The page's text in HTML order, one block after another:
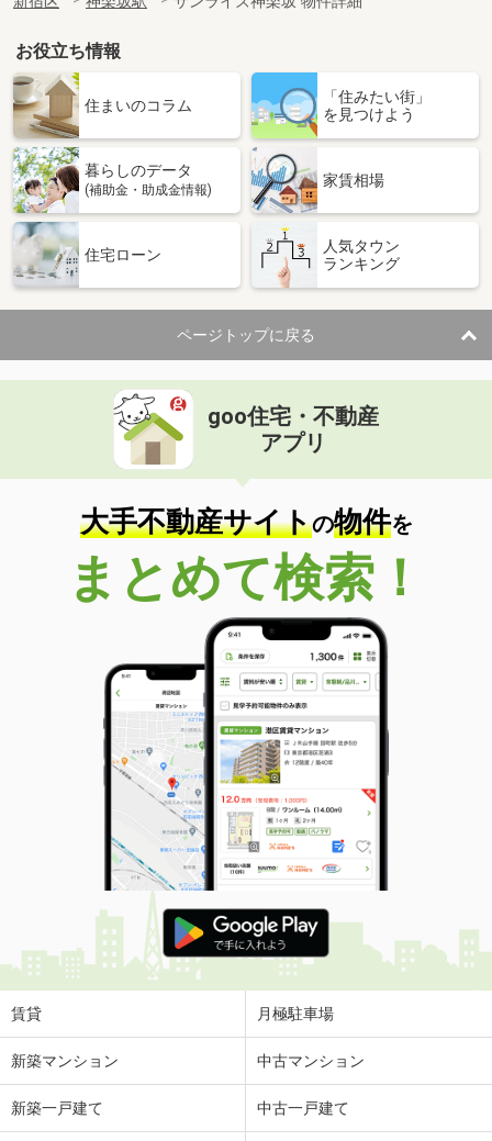
お役立ち情報
住まいのコラム
「住みたい街」
を見つけよう
暮らしのデータ
(補助金・助成金情報)
家賃相場
住宅ローン
人気タウン
ランキング
ページトップに戻る
goo住宅・不動産
アプリ
大手不動産サイトの物件を
まとめて検索！
賃貸 月極駐車場
新築マンション 中古マンション
新築一戸建て 中古一戸建て